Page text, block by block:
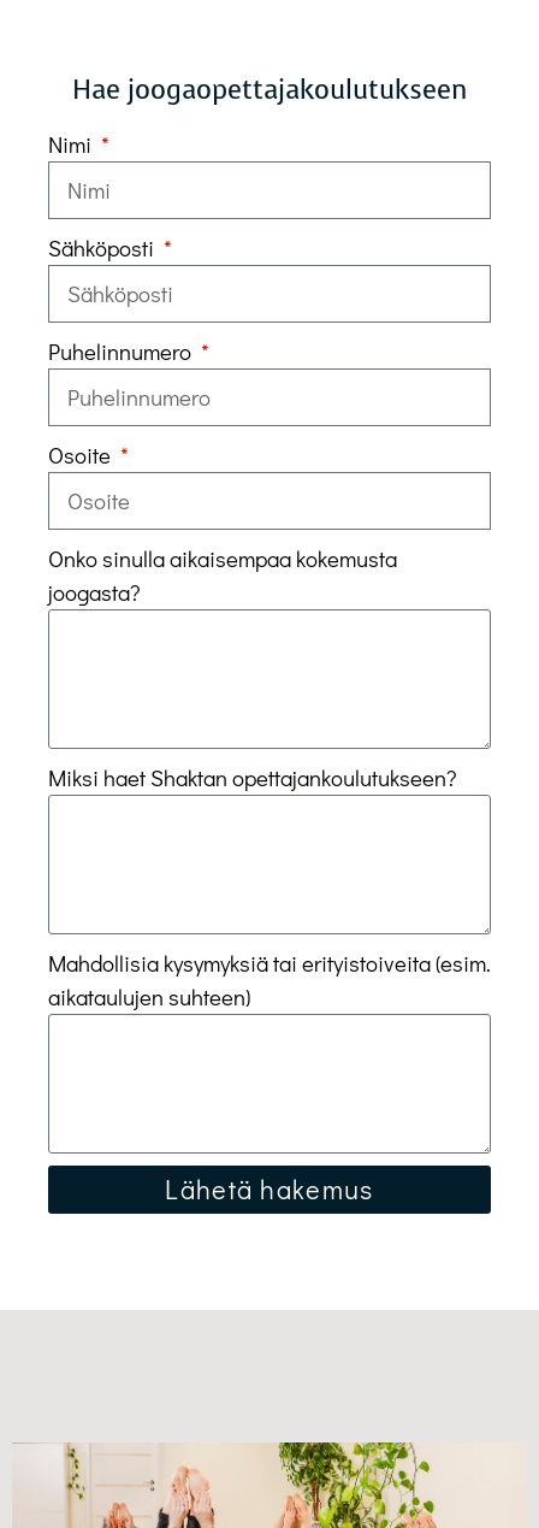
Hae joogaopettajakoulutukseen
Nimi
Sähköposti
Puhelinnumero
Osoite
Onko sinulla aikaisempaa kokemusta
joogasta?
Miksi haet Shaktan opettajankoulutukseen?
Mahdollisia kysymyksiä tai erityistoiveita (esim.
aikataulujen suhteen)
Lähetä hakemus